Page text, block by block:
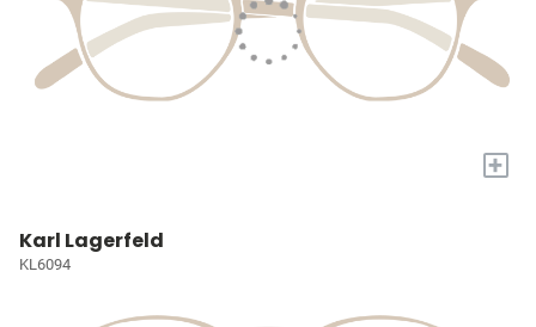
+
Karl Lagerfeld
KL6094